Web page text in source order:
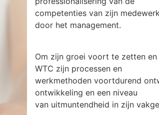
competenties van zijn
door het management.
Om zijn groei voort te zetten
WTC zijn processen en
werkmethoden voortdurend
ontwikkeling en een niveau
van uitmuntendheid in zijn